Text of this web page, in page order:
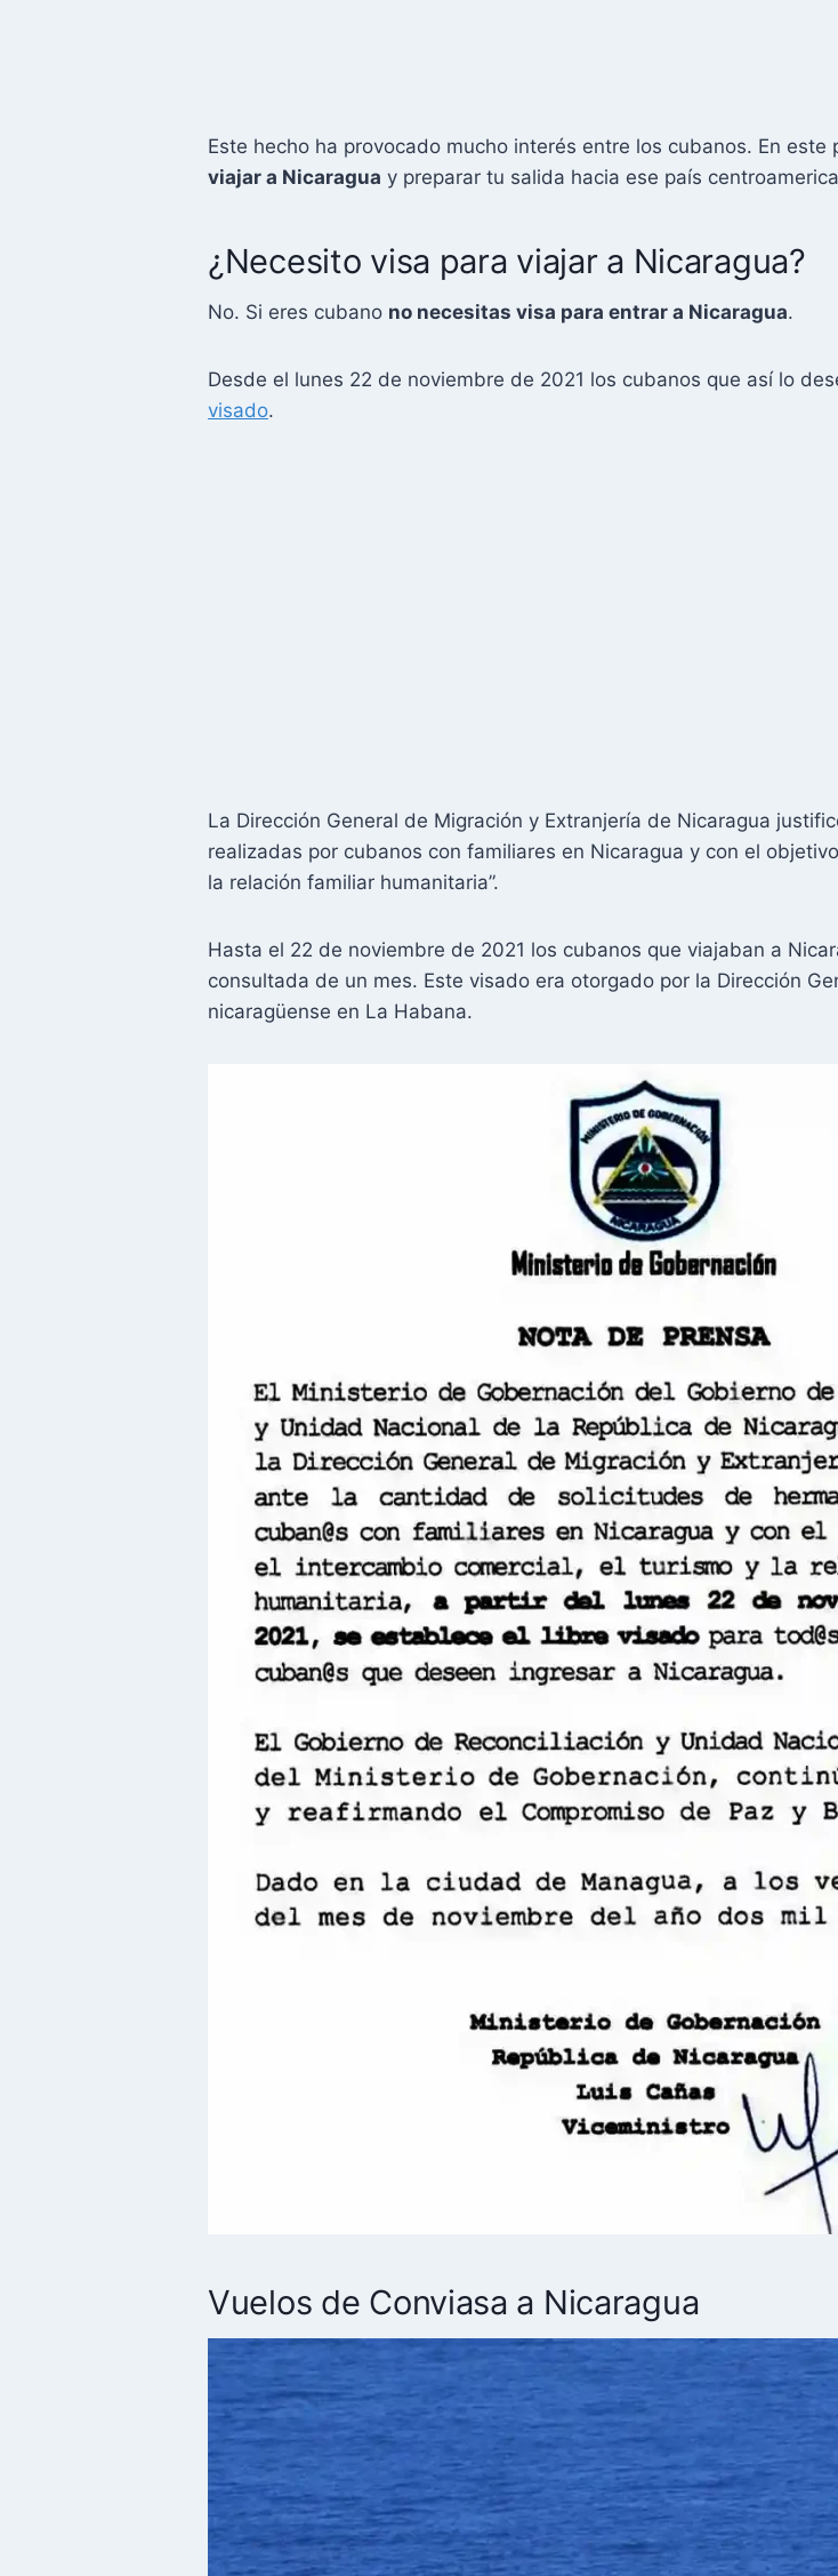
Este hecho ha provocado mucho interés entre los cubanos. En este
viajar a Nicaragua y preparar tu salida hacia ese país
¿Necesito visa para viajar a Nicaragua?
No. Si eres cubano no necesitas visa para entrar a Nicaragua.
Desde el lunes 22 de noviembre de 2021 los cubanos que así lo
visado.
La Dirección General de Migración y Extranjería de Nicaragua
realizadas por cubanos con familiares en Nicaragua y con el
la relación familiar humanitaria”.
Hasta el 22 de noviembre de 2021 los cubanos que viajaban a
consultada de un mes. Este visado era otorgado por la Dirección
nicaragüense en La Habana.
Vuelos de Conviasa a Nicaragua